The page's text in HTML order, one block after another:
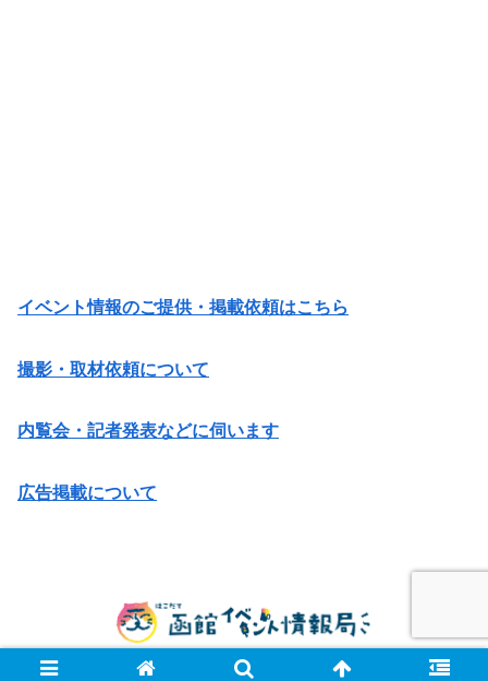
イベント情報のご提供・掲載依頼はこちら
撮影・取材依頼について
内覧会・記者発表などに伺います
広告掲載について
© 2014 函館イベント情報局.